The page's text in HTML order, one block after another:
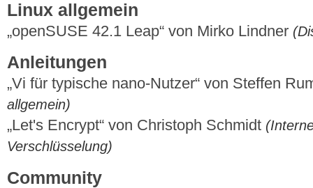
Linux allgemein
„openSUSE 42.1 Leap“ von Mirko Lindner
Anleitungen
„Vi für typische nano-Nutzer“ von Steffen
allgemein)
„Let's Encrypt“ von Christoph Schmidt
Verschlüsselung)
Community